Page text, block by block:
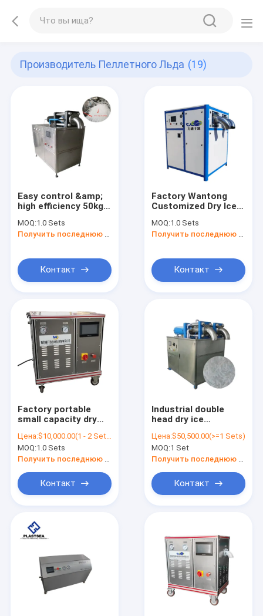
Производитель Пеллетного Льда (19)
Easy control &amp;
high efficiency 50kg
machine dry ice
machine dry ice
MOQ:1.0 Sets
Получить последнюю цену
Контакт
Factory Wantong
Customized Dry Ice
Price Dry Ice Making
Machine With Large
MOQ:1.0 Sets
Получить последнюю цену
Контакт
Factory portable
small capacity dry
dry ice pellets maker
for sale
Цена:$10,000.00(1 - 2 Sets) $8,200.00(>=3 Sets)
MOQ:1.0 Sets
Контакт
Industrial double
head dry ice
ice size/dry ice
maker tube ice
machine
Цена:$50,500.00(>=1 Sets)
MOQ:1 Set
Контакт